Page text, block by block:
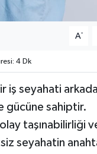
A-
4 Dk
seyahati
gücüne sahiptir.
taşınabilirliği
seyahatin